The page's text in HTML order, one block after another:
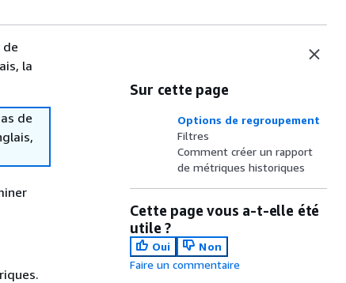
la
de
Sur cette page
Options de regroupement
Filtres
Comment créer un rapport
de métriques historiques
Cette page vous a-t-elle été
utile ?
Oui
Non
Faire un commentaire